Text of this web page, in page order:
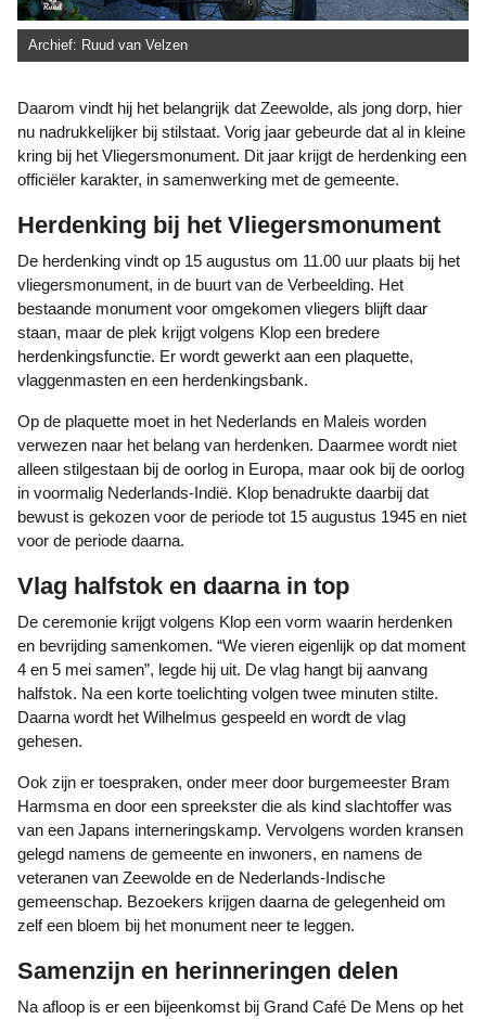
Archief: Ruud van Velzen
Daarom vindt hij het belangrijk dat Zeewolde, als jong dorp, hier
nu nadrukkelijker bij stilstaat. Vorig jaar gebeurde dat al in kleine
kring bij het Vliegersmonument. Dit jaar krijgt de herdenking een
officiëler karakter, in samenwerking met de gemeente.
Herdenking bij het Vliegersmonument
De herdenking vindt op 15 augustus om 11.00 uur plaats bij het
vliegersmonument, in de buurt van de Verbeelding. Het
bestaande monument voor omgekomen vliegers blijft daar
staan, maar de plek krijgt volgens Klop een bredere
herdenkingsfunctie. Er wordt gewerkt aan een plaquette,
vlaggenmasten en een herdenkingsbank.
Op de plaquette moet in het Nederlands en Maleis worden
verwezen naar het belang van herdenken. Daarmee wordt niet
alleen stilgestaan bij de oorlog in Europa, maar ook bij de oorlog
in voormalig Nederlands-Indië. Klop benadrukte daarbij dat
bewust is gekozen voor de periode tot 15 augustus 1945 en niet
voor de periode daarna.
Vlag halfstok en daarna in top
De ceremonie krijgt volgens Klop een vorm waarin herdenken
en bevrijding samenkomen. “We vieren eigenlijk op dat moment
4 en 5 mei samen”, legde hij uit. De vlag hangt bij aanvang
halfstok. Na een korte toelichting volgen twee minuten stilte.
Daarna wordt het Wilhelmus gespeeld en wordt de vlag
gehesen.
Ook zijn er toespraken, onder meer door burgemeester Bram
Harmsma en door een spreekster die als kind slachtoffer was
van een Japans interneringskamp. Vervolgens worden kransen
gelegd namens de gemeente en inwoners, en namens de
veteranen van Zeewolde en de Nederlands-Indische
gemeenschap. Bezoekers krijgen daarna de gelegenheid om
zelf een bloem bij het monument neer te leggen.
Samenzijn en herinneringen delen
Na afloop is er een bijeenkomst bij Grand Café De Mens op het